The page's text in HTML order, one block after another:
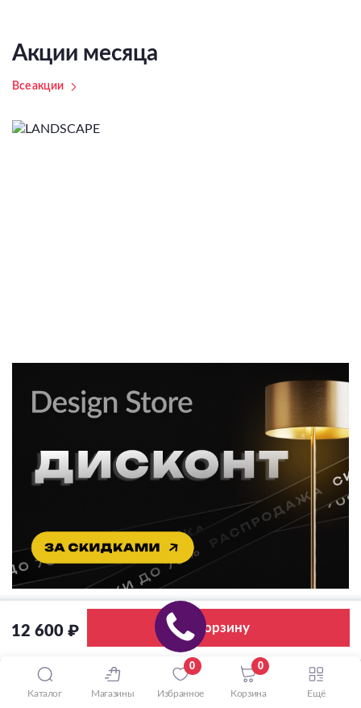
12 600 ₽ В корзину
Акции месяца
Все акции
Каталог Магазины
0
Избранное
0
Корзина Ещё